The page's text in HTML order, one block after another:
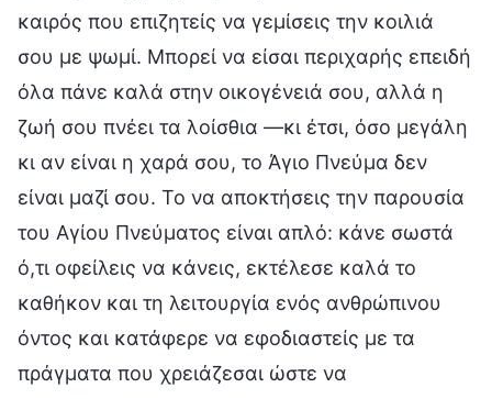
καιρός που επιζητείς να γεμίσεις την κοιλιά
σου με ψωμί. Μπορεί να είσαι περιχαρής επειδή
όλα πάνε καλά στην οικογένειά σου, αλλά η
ζωή σου πνέει τα λοίσθια —κι έτσι, όσο μεγάλη
κι αν είναι η χαρά σου, το Άγιο Πνεύμα δεν
είναι μαζί σου. Το να αποκτήσεις την παρουσία
του Αγίου Πνεύματος είναι απλό: κάνε σωστά
ό,τι οφείλεις να κάνεις, εκτέλεσε καλά το
καθήκον και τη λειτουργία ενός ανθρώπινου
όντος και κατάφερε να εφοδιαστείς με τα
πράγματα που χρειάζεσαι ώστε να